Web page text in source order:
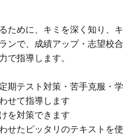
ために、キミを深く知り、キ
ンで、成績アップ・志望校合
で指導します。
期テスト対策・苦手克服・学
せて指導します
を対策できます
せたピッタリのテキストを使